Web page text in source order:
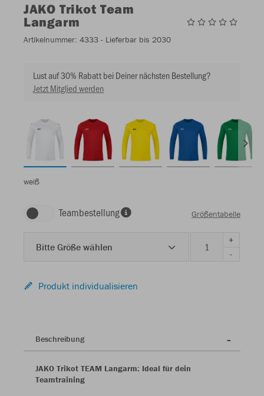
JAKO Trikot Team
Langarm
Artikelnummer: 4333 - Lieferbar bis 2030
Lust auf 30% Rabatt bei Deiner nächsten Bestellung?
Jetzt Mitglied werden
weiß
Teambestellung Größentabelle
Bitte Größe wählen
+
-
Produkt individualisieren
Beschreibung
JAKO Trikot TEAM Langarm: Ideal für dein
Teamtraining